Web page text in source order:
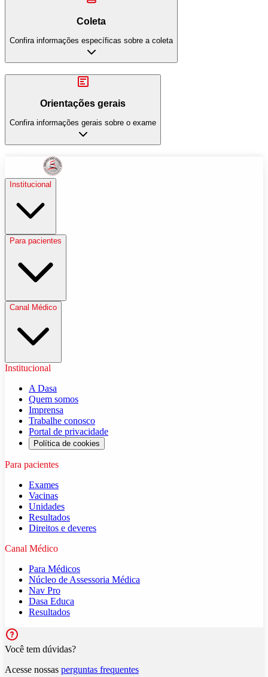
Coleta
Confira informações específicas sobre a coleta
Orientações gerais
Confira informações gerais sobre o exame
Institucional
Para pacientes
Canal Médico
Institucional
A Dasa
Quem somos
Imprensa
Trabalhe conosco
Portal de privacidade
Política de cookies
Para pacientes
Exames
Vacinas
Unidades
Resultados
Direitos e deveres
Canal Médico
Para Médicos
Núcleo de Assessoria Médica
Nav Pro
Dasa Educa
Resultados
Você tem dúvidas?
Acesse nossas perguntas frequentes